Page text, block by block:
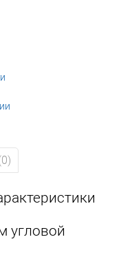
угловой